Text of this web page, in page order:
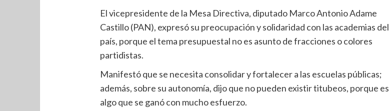
El vicepresidente de la Mesa Directiva, diputado Marco Antonio Adame
Castillo (PAN), expresó su preocupación y solidaridad con las academias del
país, porque el tema presupuestal no es asunto de fracciones o colores
partidistas.
Manifestó que se necesita consolidar y fortalecer a las escuelas públicas;
además, sobre su autonomía, dijo que no pueden existir titubeos, porque es
algo que se ganó con mucho esfuerzo.